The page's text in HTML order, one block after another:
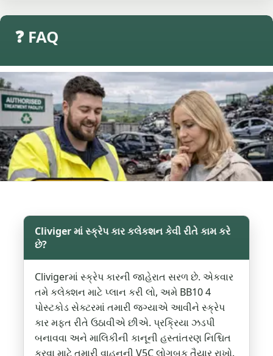
❓ FAQ
Cliviger માં સ્ક્રેપ કાર કલેકશન કેવી રીતે કામ કરે
છે?
Clivigerમાં સ્ક્રેપ કારની જાહેરાત સરળ છે. એકવાર
તમે કલેક્શન માટે પ્લાન કરી લો, અમે BB10 4
પોસ્ટકોડ સેક્ટરમાં તમારી જગ્યાએ આવીને સ્ક્રેપ
કાર મફત રીતે ઉઠાવીએ છીએ. પ્રક્રિયા ઝડપી
બનાવવા અને માલિકીની કાનૂની હસ્તાંતરણ નિશ્ચિત
કરવા માટે તમારી વાહનની V5C લોગબુક તૈયાર રાખો.